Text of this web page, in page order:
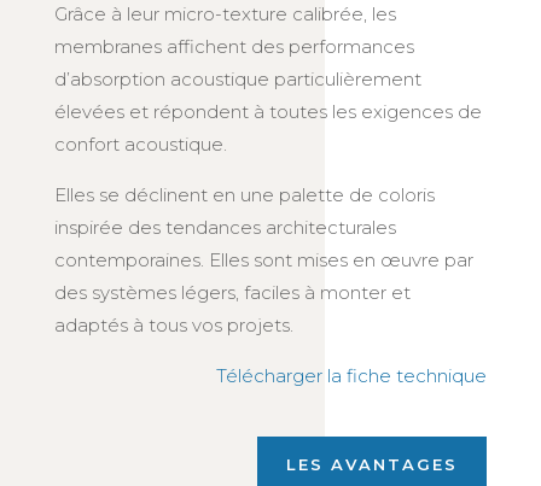
Grâce à leur micro-texture calibrée, les
membranes affichent des performances
d’absorption acoustique particulièrement
élevées et répondent à toutes les exigences de
confort acoustique.
Elles se déclinent en une palette de coloris
inspirée des tendances architecturales
contemporaines. Elles sont mises en œuvre par
des systèmes légers, faciles à monter et
adaptés à tous vos projets.
Télécharger la fiche technique
LES AVANTAGES